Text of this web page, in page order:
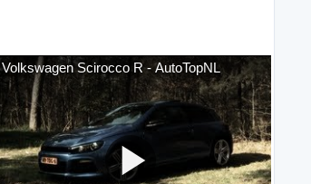
Volkswagen Scirocco R - AutoTopNL